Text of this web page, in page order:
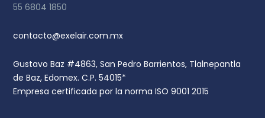
55 6804 1850
contacto@exelair.com.mx
Gustavo Baz #4863, San Pedro Barrientos, Tlalnepantla
de Baz, Edomex. C.P. 54015*
Empresa certificada por la norma ISO 9001 2015